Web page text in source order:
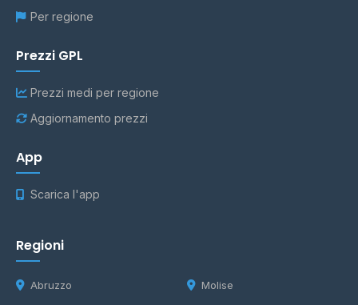
Per regione
Prezzi GPL
Prezzi medi per regione
Aggiornamento prezzi
App
Scarica l'app
Regioni
Abruzzo Molise